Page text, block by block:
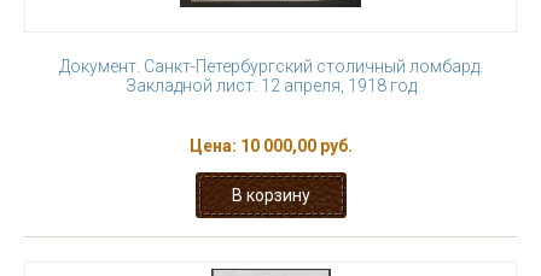
Документ. Санкт-Петербургский столичный ломбард.
Закладной лист. 12 апреля, 1918 год
Цена: 10 000,00 руб.